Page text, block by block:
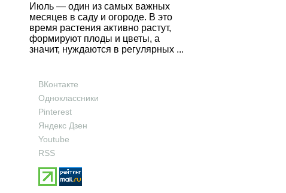
Июль — один из самых важных
месяцев в саду и огороде. В это
время растения активно растут,
формируют плоды и цветы, а
значит, нуждаются в регулярных ...
ВКонтакте
Одноклассники
Pinterest
Яндекс Дзен
Youtube
RSS